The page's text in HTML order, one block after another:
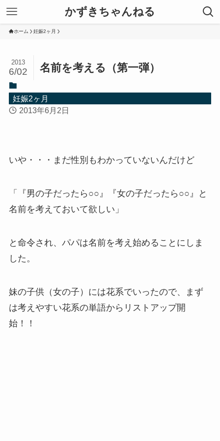
かずきちゃんねる
ホーム 妊娠2ヶ月
名前を考える（第一弾）
2013
6/02
妊娠2ヶ月
2013年6月2日
いや・・・まだ性別もわかっていないんだけど
「『男の子だったら○○』『女の子だったら○○』と
名前を考えておいて欲しい」
と命令され、パパは名前を考え始めることにしま
した。
妹の子供（女の子）には花系でいったので、まず
は考えやすい花系の単語からリストアップ開
始！！